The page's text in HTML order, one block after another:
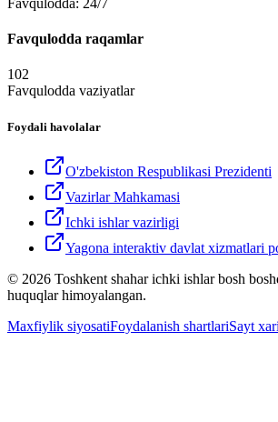
Favqulodda: 24/7
Favqulodda raqamlar
102
Favqulodda vaziyatlar
Foydali havolalar
O'zbekiston Respublikasi Prezidenti
Vazirlar Mahkamasi
Ichki ishlar vazirligi
Yagona interaktiv davlat xizmatlari
© 2026 Toshkent shahar ichki ishlar bosh
huquqlar himoyalangan.
Maxfiylik siyosatiFoydalanish shartlariSayt